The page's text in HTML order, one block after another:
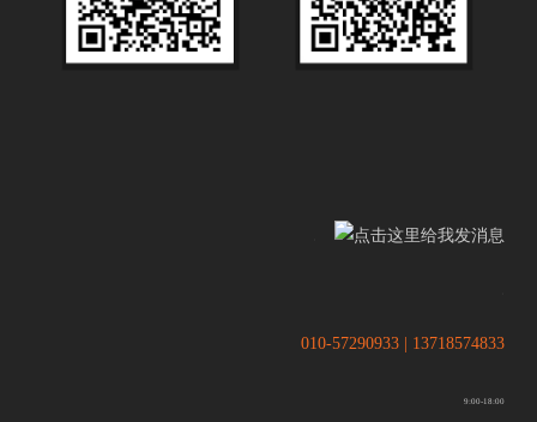
010-57290933 | 13718574833
9:00-18:00